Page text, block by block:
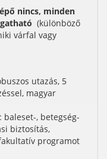
nincs, minden
(különböző
várfal vagy
utazás, 5
magyar
: baleset-, betegség-
biztosítás,
programot